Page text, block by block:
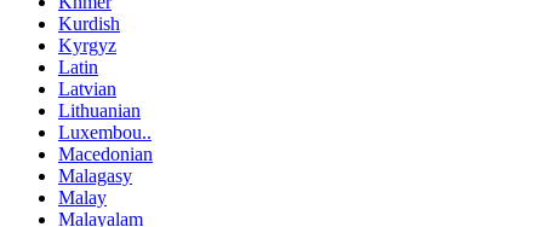
Kurdish
Kyrgyz
Latin
Latvian
Lithuanian
Luxembou..
Macedonian
Malagasy
Malay
Malayalam